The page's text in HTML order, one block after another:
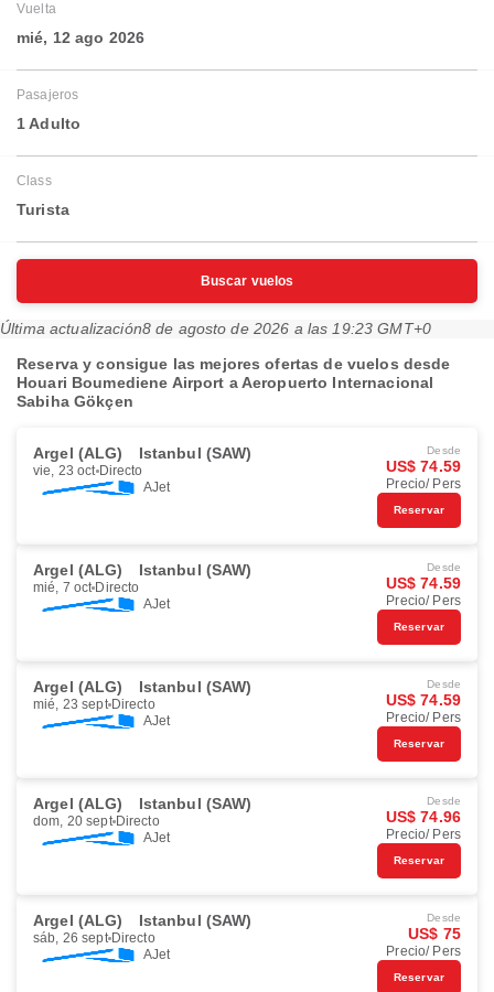
Vuelta
mié, 12 ago 2026
Pasajeros
1 Adulto
Class
Turista
Buscar vuelos
Última actualización8 de agosto de 2026 a las 19:23 GMT+0
Reserva y consigue las mejores ofertas de vuelos desde
Houari Boumediene Airport a Aeropuerto Internacional
Sabiha Gökçen
Argel (ALG) Istanbul (SAW)
vie, 23 oct Directo
AJet
Desde
US$ 74.59
Precio/ Pers
Reservar
Argel (ALG) Istanbul (SAW)
mié, 7 oct Directo
AJet
Desde
US$ 74.59
Precio/ Pers
Reservar
Argel (ALG) Istanbul (SAW)
mié, 23 sept Directo
AJet
Desde
US$ 74.59
Precio/ Pers
Reservar
Argel (ALG) Istanbul (SAW)
dom, 20 sept Directo
AJet
Desde
US$ 74.96
Precio/ Pers
Reservar
Argel (ALG) Istanbul (SAW)
sáb, 26 sept Directo
AJet
Desde
US$ 75
Precio/ Pers
Reservar